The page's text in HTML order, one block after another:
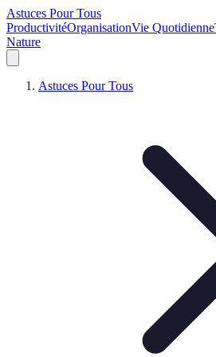
Astuces Pour Tous
ProductivitéOrganisationVie Quotidienne
Nature
Astuces Pour Tous